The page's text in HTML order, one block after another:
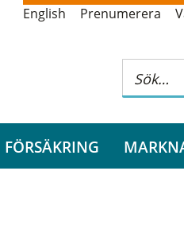
English Prenumerera
FÖRSÄKRING